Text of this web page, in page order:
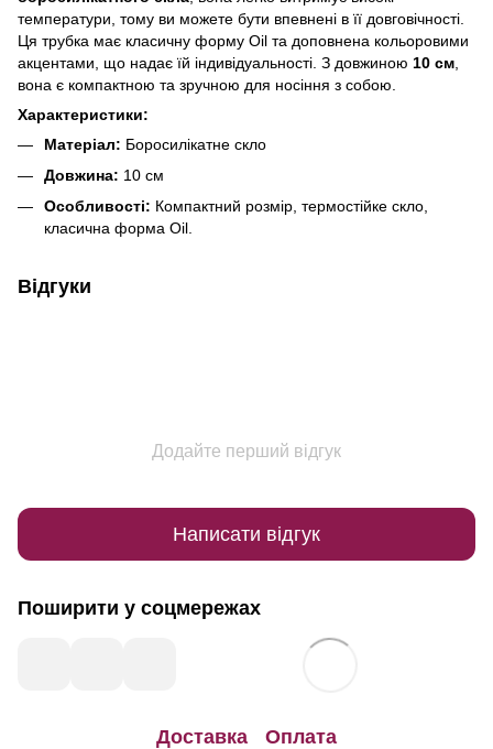
температури, тому ви можете бути впевнені в її довговічності.
Ця трубка має класичну форму Oil та доповнена кольоровими
акцентами, що надає їй індивідуальності. З довжиною 10 см
вона є компактною та зручною для носіння з собою.
Характеристики:
Матеріал: Боросилікатне скло
Довжина: 10 см
Особливості: Компактний розмір, термостійке скло,
класична форма Oil.
Відгуки
Додайте перший відгук
Написати відгук
Поширити у соцмережах
Доставка Оплата